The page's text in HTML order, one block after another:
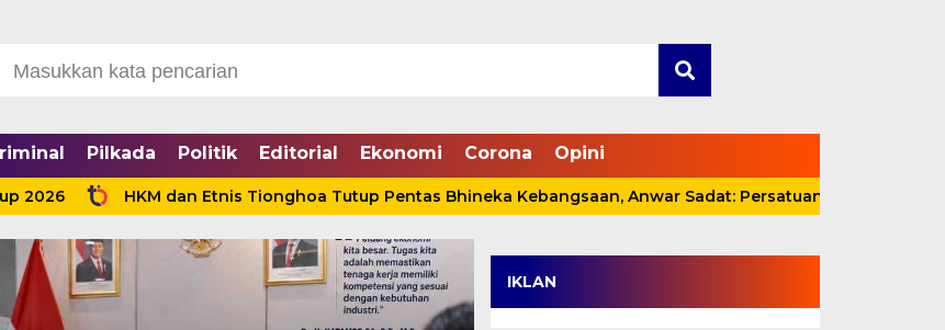
Pilkada Politik Editorial Ekonomi Corona Opini
HKM dan Etnis Tionghoa Tutup Pentas Bhineka Kebangsaan, Anwar Sadat: Persatuan Harus Dijaga,
IKLAN